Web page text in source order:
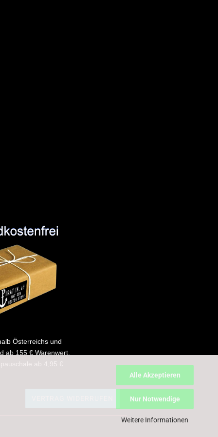
Alle Akzeptieren
Nur Notwendige
Weitere Informationen
Österreichs und
ab 155 € Warenwert.